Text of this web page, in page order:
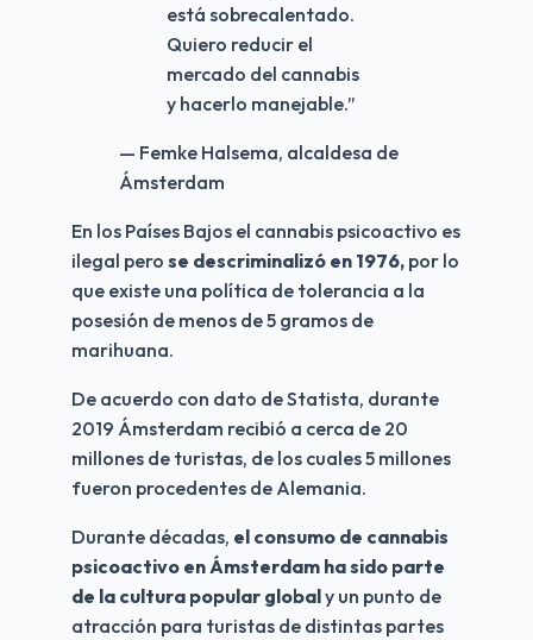
está sobrecalentado.
Quiero reducir el
mercado del cannabis
y hacerlo manejable.”
— Femke Halsema, alcaldesa de
Ámsterdam
En los Países Bajos el cannabis psicoactivo es
ilegal pero se descriminalizó en 1976, por lo
que existe una política de tolerancia a la
posesión de menos de 5 gramos de
marihuana.
De acuerdo con dato de Statista, durante
2019 Ámsterdam recibió a cerca de 20
millones de turistas, de los cuales 5 millones
fueron procedentes de Alemania.
Durante décadas, el consumo de cannabis
psicoactivo en Ámsterdam ha sido parte
de la cultura popular global y un punto de
atracción para turistas de distintas partes